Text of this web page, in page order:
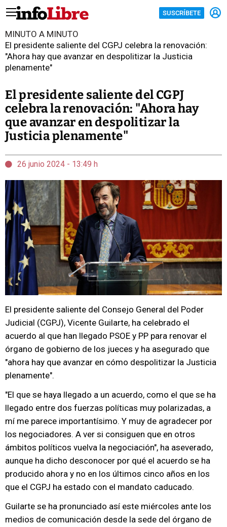
SUSCRÍBETE
MINUTO A MINUTO
El presidente saliente del CGPJ celebra la renovación:
"Ahora hay que avanzar en despolitizar la Justicia
plenamente"
El presidente saliente del CGPJ
celebra la renovación: "Ahora hay
que avanzar en despolitizar la
Justicia plenamente"
26 junio 2024 - 13:49 h
El presidente saliente del Consejo General del Poder
Judicial (CGPJ), Vicente Guilarte, ha celebrado el
acuerdo al que han llegado PSOE y PP para renovar el
órgano de gobierno de los jueces y ha asegurado que
"ahora hay que avanzar en cómo despolitizar la Justicia
plenamente".
"El que se haya llegado a un acuerdo, como el que se ha
llegado entre dos fuerzas políticas muy polarizadas, a
mí me parece importantísimo. Y muy de agradecer por
los negociadores. A ver si consiguen que en otros
ámbitos políticos vuelva la negociación", ha aseverado,
aunque ha dicho desconocer por qué el acuerdo se ha
producido ahora y no en los últimos cinco años en los
que el CGPJ ha estado con el mandato caducado.
Guilarte se ha pronunciado así este miércoles ante los
medios de comunicación desde la sede del órgano de